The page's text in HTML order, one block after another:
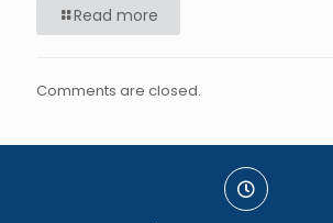
Read more
Comments are closed.